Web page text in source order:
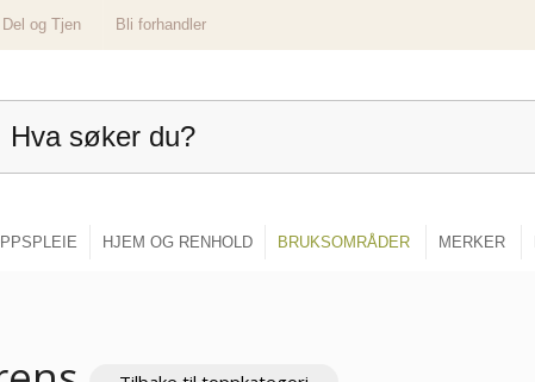
Del og Tjen
Bli forhandler
HJEM OG RENHOLD BRUKSOMRÅDER MERKER